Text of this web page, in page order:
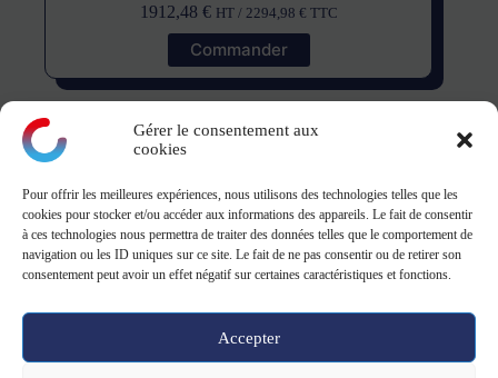
Gérer le consentement aux
cookies
Pour offrir les meilleures expériences, nous utilisons des technologies telles que les
cookies pour stocker et/ou accéder aux informations des appareils. Le fait de consentir
à ces technologies nous permettra de traiter des données telles que le comportement de
navigation ou les ID uniques sur ce site. Le fait de ne pas consentir ou de retirer son
consentement peut avoir un effet négatif sur certaines caractéristiques et fonctions.
Accepter
1912,48 € HT / 2294,98 € TTC
Commander
montagne
ZA Le Danjon - 18110 Saint-Eloy-de-Guy
Tel: 02 19 23 13 39 - 9h-12h/13h30-17h
Copyright © 2026 -CGV CGU-Mentions légales&Politique de